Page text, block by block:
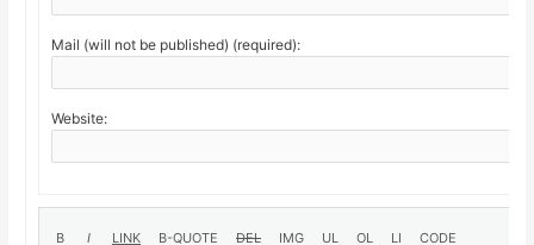
Mail (will not be published) (required):
Website: